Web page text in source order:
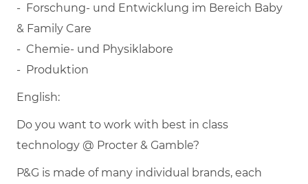
- Forschung- und Entwicklung im Bereich Baby
& Family Care
- Chemie- und Physiklabore
- Produktion
English:
Do you want to work with best in class
technology @ Procter & Gamble?
P&G is made of many individual brands, each